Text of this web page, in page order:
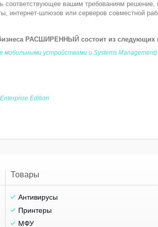
вашим требованиям решение,
интернет-шлюзов или серверов совместной
РАСШИРЕННЫЙ состоит из следующих
мобильными устройствами и Systems Management)
Edition
Товары
Антивирусы
Принтеры
МФУ